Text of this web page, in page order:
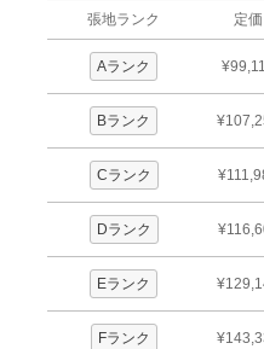
張地ランク 定価
Aランク
Bランク
Cランク
Dランク
Eランク
Fランク